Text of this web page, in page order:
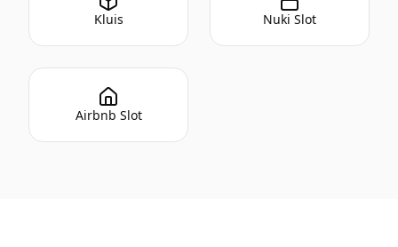
Kluis Nuki Slot
Airbnb Slot